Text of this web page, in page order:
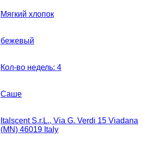
Мягкий хлопок
бежевый
Кол-во недель: 4
Саше
Italscent S.r.L., Via G. Verdi 15 Viadana
(MN) 46019 Italy